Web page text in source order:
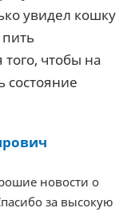
увидел кошку
чтобы на
состояние
новости о
за высокую